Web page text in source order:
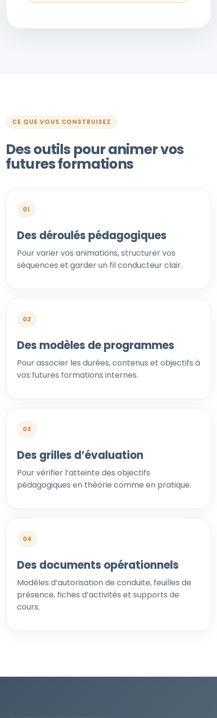
CE QUE VOUS CONSTRUISEZ
Des outils pour animer vos
futures formations
01
Des déroulés pédagogiques
Pour varier vos animations, structurer vos
séquences et garder un fil conducteur clair.
02
Des modèles de programmes
Pour associer les durées, contenus et objectifs à
vos futures formations internes.
03
Des grilles d’évaluation
Pour vérifier l’atteinte des objectifs
pédagogiques en théorie comme en pratique.
04
Des documents opérationnels
Modèles d’autorisation de conduite, feuilles de
présence, fiches d’activités et supports de
cours.